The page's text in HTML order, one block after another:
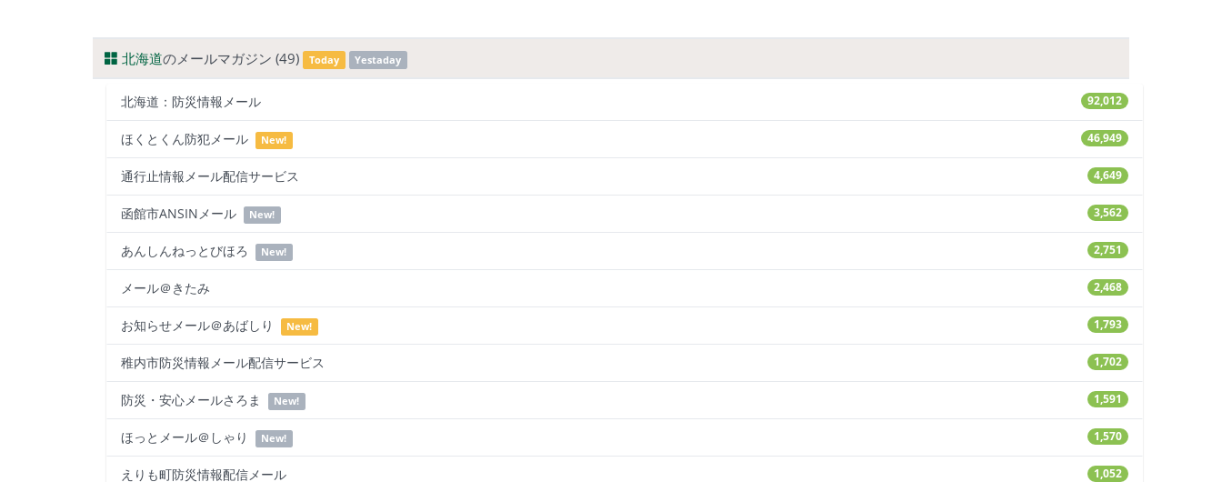
北海道のメールマガジン (49) Today Yestaday
92,012
北海道：防災情報メール
46,949
ほくとくん防犯メール New!
4,649
通行止情報メール配信サービス
3,562
函館市ANSINメール New!
2,751
あんしんねっとびほろ New!
2,468
メール＠きたみ
1,793
お知らせメール＠あばしり New!
1,702
稚内市防災情報メール配信サービス
1,591
防災・安心メールさろま New!
1,570
ほっとメール＠しゃり New!
1,052
えりも町防災情報配信メール